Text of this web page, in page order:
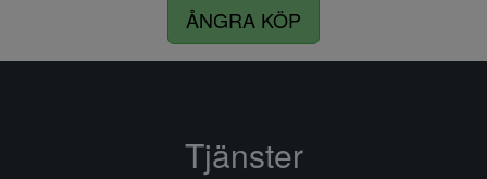
ÅNGRA KÖP
Tjänster